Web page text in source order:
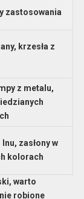
zastosowania
krzesła z
z metalu,
zasłony w
kolorach
warto
robione